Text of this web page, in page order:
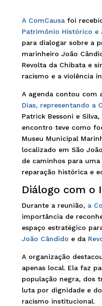
A ComCausafoi
Patrimônio Histórico e
para dialogar sobre a
marinheiro João
Revolta da Chibata e
racismo e a violência
A agenda contou com
Dias, representando a
Patrick Bessoni e
encontro teve como
Museu Municipal
localizado em São
de caminhos para
reparação histórica e
Diálogo com o
Durante a reunião,a
importância de
espaço estratégico
João Cândido e da
A organização
apenas local. Ela faz
população negra, dos
luta por dignidade e
racismo institucional.